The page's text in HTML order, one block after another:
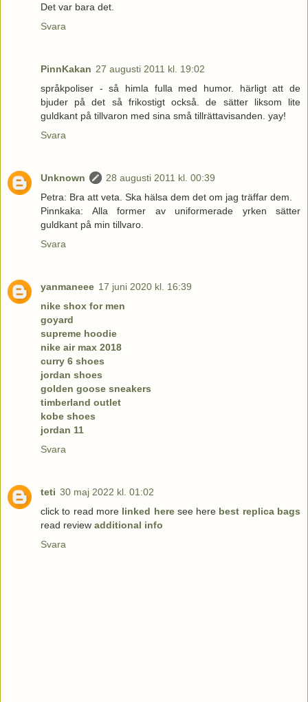
Det var bara det.
Svara
PinnKakan 27 augusti 2011 kl. 19:02
språkpoliser - så himla fulla med humor. härligt att de
bjuder på det så frikostigt också. de sätter liksom lite
guldkant på tillvaron med sina små tillrättavisanden. yay!
Svara
Unknown
28 augusti 2011 kl. 00:39
Petra: Bra att veta. Ska hälsa dem det om jag träffar dem.
Pinnkaka: Alla former av uniformerade yrken sätter
guldkant på min tillvaro.
Svara
yanmaneee 17 juni 2020 kl. 16:39
nike shox for men
goyard
supreme hoodie
nike air max 2018
curry 6 shoes
jordan shoes
golden goose sneakers
timberland outlet
kobe shoes
jordan 11
Svara
teti 30 maj 2022 kl. 01:02
click to read more linked heresee here best replica bags
read review additional info
Svara